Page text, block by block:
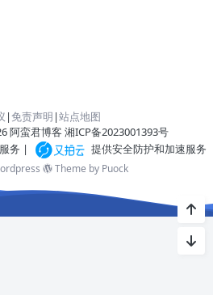
|免责声明 |站点地图
阿蛮君博客 湘ICP备2023001393号
务 | 提供安全防护和加速服务
Theme by Puock